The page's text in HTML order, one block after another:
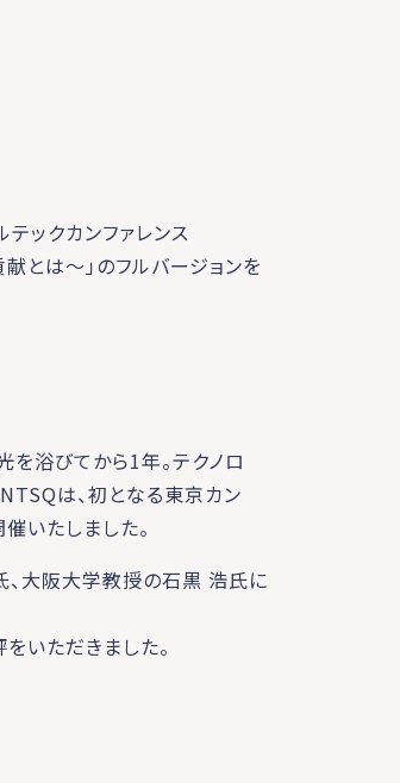
ックカンファレンス
は～」のフルバージョンを
浴びてから1年。テクノロ
は、初となる東京カン
いたしました。
、大阪大学教授の石黒 浩氏に
いただきました。